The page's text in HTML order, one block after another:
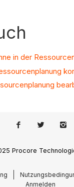
in der
Procore
Anmelden